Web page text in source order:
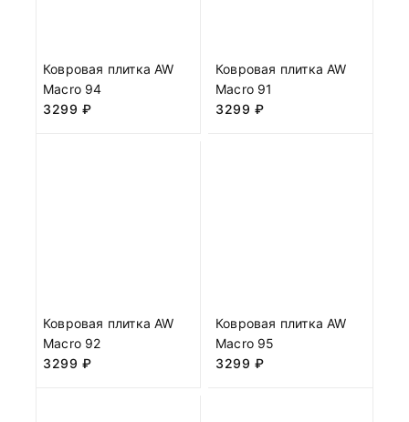
Ковровая плитка AW
Macro 94
3299 ₽
Ковровая плитка AW
Macro 91
3299 ₽
Ковровая плитка AW
Macro 92
3299 ₽
Ковровая плитка AW
Macro 95
3299 ₽